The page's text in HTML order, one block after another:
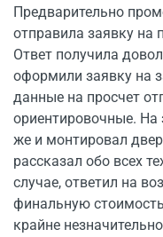
Предварительно
отправила заявку на
Ответ получила
оформили заявку на
данные на просчет
ориентировочные. На
же и монтировал
рассказал обо всех
случае, ответил на
финальную
крайне